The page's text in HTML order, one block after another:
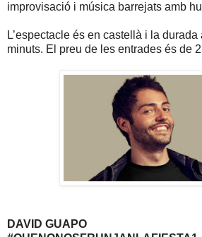
improvisació i música barrejats amb
L’espectacle és en castellà i la
minuts. El preu de les entrades és de
DAVID GUAPO